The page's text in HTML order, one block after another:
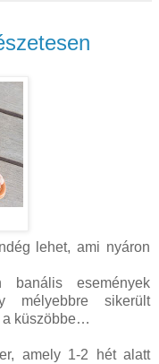
lehet, ami nyáron
banális események
mélyebbre sikerült
a küszöbbe…
amely 1-2 hét alatt